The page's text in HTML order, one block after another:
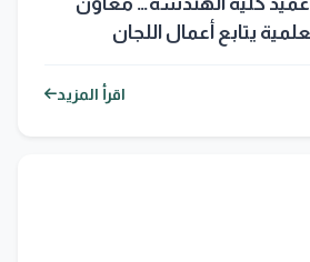
يتابع أعمال اللجان
اقرأ المزيد